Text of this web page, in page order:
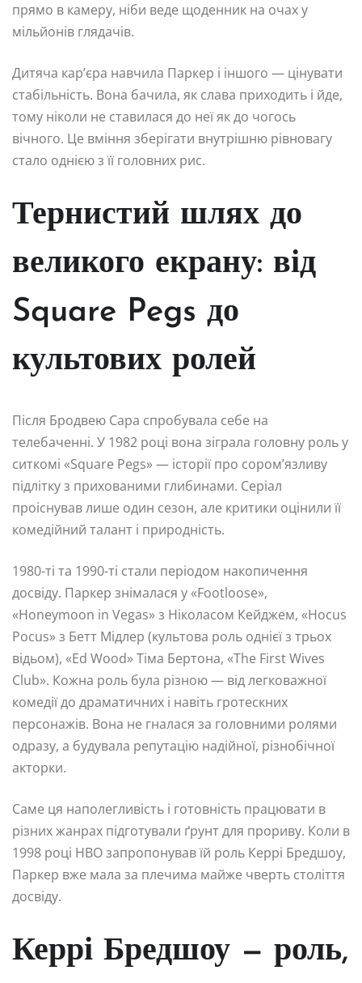
прямо в камеру, ніби веде щоденник на очах у
мільйонів глядачів.
Дитяча кар’єра навчила Паркер і іншого — цінувати
стабільність. Вона бачила, як слава приходить і йде,
тому ніколи не ставилася до неї як до чогось
вічного. Це вміння зберігати внутрішню рівновагу
стало однією з її головних рис.
Тернистий шлях до
великого екрану: від
Square Pegs до
культових ролей
Після Бродвею Сара спробувала себе на
телебаченні. У 1982 році вона зіграла головну роль у
ситкомі «Square Pegs» — історії про сором’язливу
підлітку з прихованими глибинами. Серіал
проіснував лише один сезон, але критики оцінили її
комедійний талант і природність.
1980-ті та 1990-ті стали періодом накопичення
досвіду. Паркер знімалася у «Footloose»,
«Honeymoon in Vegas» з Ніколасом Кейджем, «Hocus
Pocus» з Бетт Мідлер (культова роль однієї з трьох
відьом), «Ed Wood» Тіма Бертона, «The First Wives
Club». Кожна роль була різною — від легковажної
комедії до драматичних і навіть гротескних
персонажів. Вона не гналася за головними ролями
одразу, а будувала репутацію надійної, різнобічної
акторки.
Саме ця наполегливість і готовність працювати в
різних жанрах підготували ґрунт для прориву. Коли в
1998 році HBO запропонував їй роль Керрі Бредшоу,
Паркер вже мала за плечима майже чверть століття
досвіду.
Керрі Бредшоу — роль,